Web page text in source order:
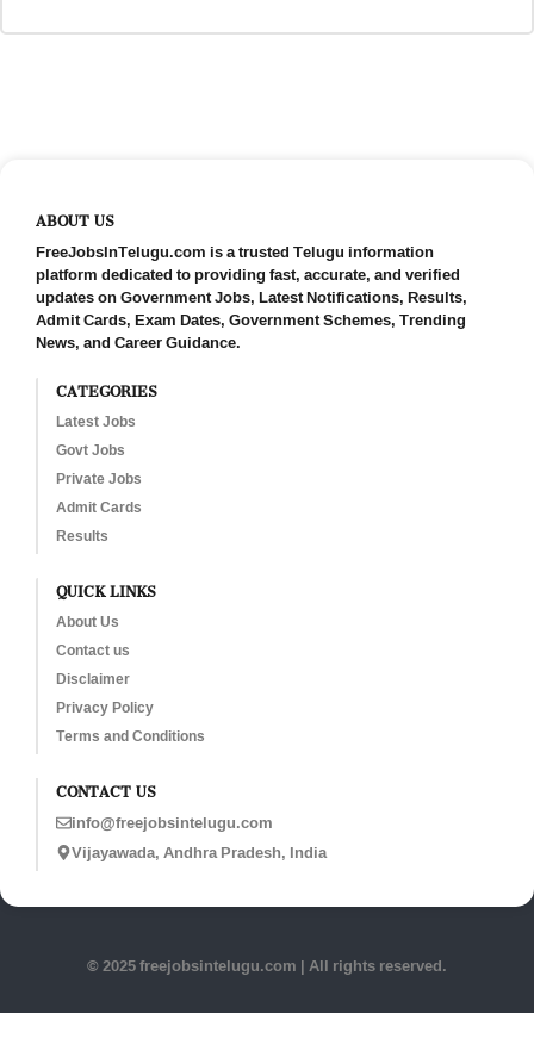
ABOUT US
FreeJobsInTelugu.com is a trusted Telugu information
platform dedicated to providing fast, accurate, and verified
updates on Government Jobs, Latest Notifications, Results,
Admit Cards, Exam Dates, Government Schemes, Trending
News, and Career Guidance.
CATEGORIES
Latest Jobs
Govt Jobs
Private Jobs
Admit Cards
Results
QUICK LINKS
About Us
Contact us
Disclaimer
Privacy Policy
Terms and Conditions
CONTACT US
info@freejobsintelugu.com
Vijayawada, Andhra Pradesh, India
© 2025 freejobsintelugu.com | All rights reserved.